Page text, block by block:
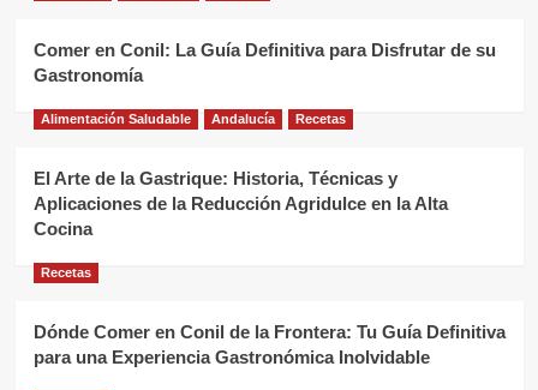
Comer en Conil: La Guía Definitiva para Disfrutar de su
Gastronomía
Alimentación Saludable Andalucía Recetas
El Arte de la Gastrique: Historia, Técnicas y
Aplicaciones de la Reducción Agridulce en la Alta
Cocina
Recetas
Dónde Comer en Conil de la Frontera: Tu Guía Definitiva
para una Experiencia Gastronómica Inolvidable